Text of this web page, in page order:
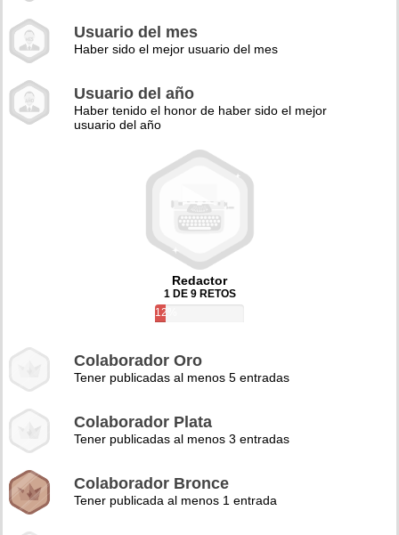
Usuario del mes
Haber sido el mejor usuario del mes
Usuario del año
Haber tenido el honor de haber sido el mejor
usuario del año
Redactor
1 DE 9 RETOS
12%
Colaborador Oro
Tener publicadas al menos 5 entradas
Colaborador Plata
Tener publicadas al menos 3 entradas
Colaborador Bronce
Tener publicada al menos 1 entrada